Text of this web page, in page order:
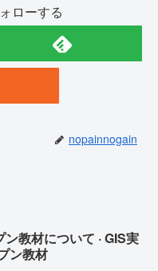
ローする
nopainnogain
ン教材について · GIS実
ン教材